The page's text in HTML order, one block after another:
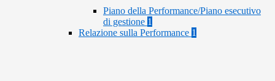
Piano della Performance/Piano esecutivo
di gestione 1
Relazione sulla Performance 1